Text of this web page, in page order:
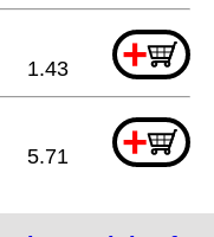
+
1.43
+
5.71